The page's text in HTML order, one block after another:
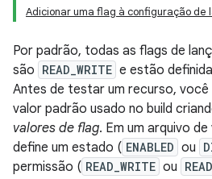
Adicionar uma flag à configuração de
Por padrão, todas as flags de
são READ_WRITE e estão
Antes de testar um recurso,
valor padrão usado no build
valores de flag. Em um arquivo
define um estado ( ENABLED ou
permissão ( READ_WRITE ou